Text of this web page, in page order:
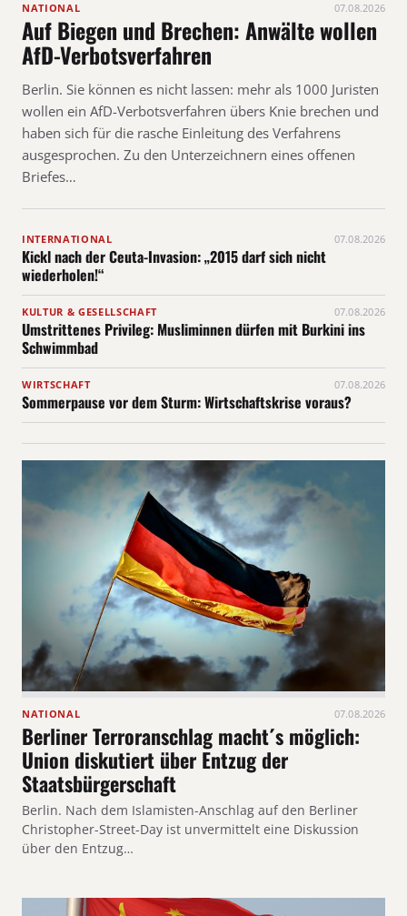
NATIONAL 07.08.2026
Auf Biegen und Brechen: Anwälte wollen
AfD-Verbotsverfahren
Berlin. Sie können es nicht lassen: mehr als 1000 Juristen
wollen ein AfD-Verbotsverfahren übers Knie brechen und
haben sich für die rasche Einleitung des Verfahrens
ausgesprochen. Zu den Unterzeichnern eines offenen
Briefes…
INTERNATIONAL 07.08.2026
Kickl nach der Ceuta-Invasion: „2015 darf sich nicht
wiederholen!“
KULTUR & GESELLSCHAFT 07.08.2026
Umstrittenes Privileg: Musliminnen dürfen mit Burkini ins
Schwimmbad
WIRTSCHAFT 07.08.2026
Sommerpause vor dem Sturm: Wirtschaftskrise voraus?
NATIONAL 07.08.2026
Berliner Terroranschlag macht´s möglich:
Union diskutiert über Entzug der
Staatsbürgerschaft
Berlin. Nach dem Islamisten-Anschlag auf den Berliner
Christopher-Street-Day ist unvermittelt eine Diskussion
über den Entzug…